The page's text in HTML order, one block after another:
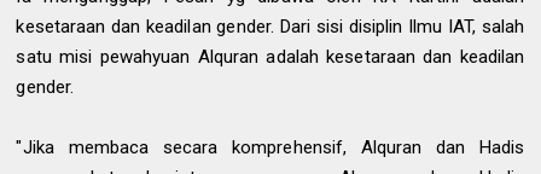
kesetaraan dan keadilan gender. Dari sisi disiplin Ilmu IAT, salah
satu misi pewahyuan Alquran adalah kesetaraan dan keadilan
gender.
"Jika membaca secara komprehensif, Alquran dan Hadis